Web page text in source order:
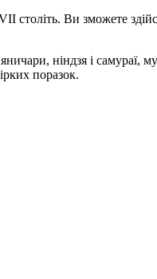
Ви зможете
ніндзя і самураї,
поразок.